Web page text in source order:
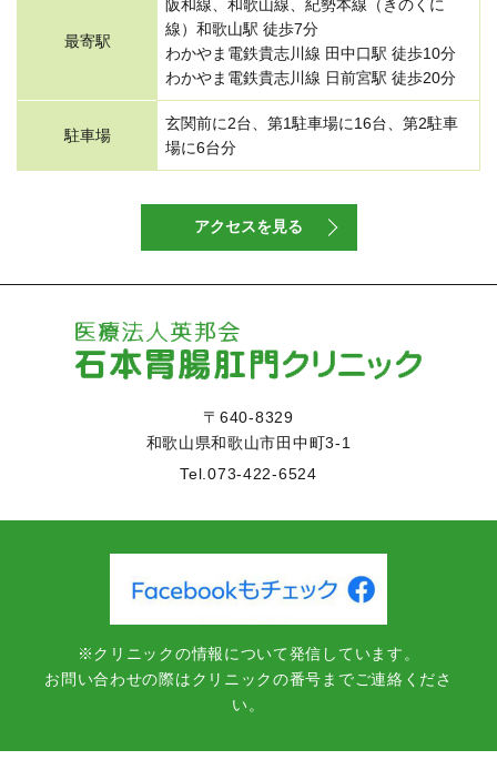
最寄駅
阪和線、和歌山線、紀勢本線（きのくに
線）和歌山駅 徒歩7分
わかやま電鉄貴志川線 田中口駅 徒歩10分
わかやま電鉄貴志川線 日前宮駅 徒歩20分
駐車場
玄関前に2台、第1駐車場に16台、第2駐車
場に6台分
アクセスを見る
〒640-8329
和歌山県和歌山市田中町3-1
Tel.073-422-6524
※クリニックの情報について発信しています。
お問い合わせの際はクリニックの番号までご連絡くださ
い。